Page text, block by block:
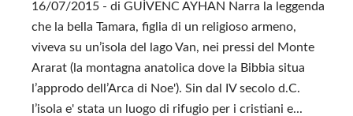
16/07/2015 - di GUÌVENC AYHAN Narra la leggenda
che la bella Tamara, figlia di un religioso armeno,
viveva su un’isola del lago Van, nei pressi del Monte
Ararat (la montagna anatolica dove la Bibbia situa
l’approdo dell’Arca di Noe'). Sin dal IV secolo d.C.
l’isola e' stata un luogo di rifugio per i cristiani e...